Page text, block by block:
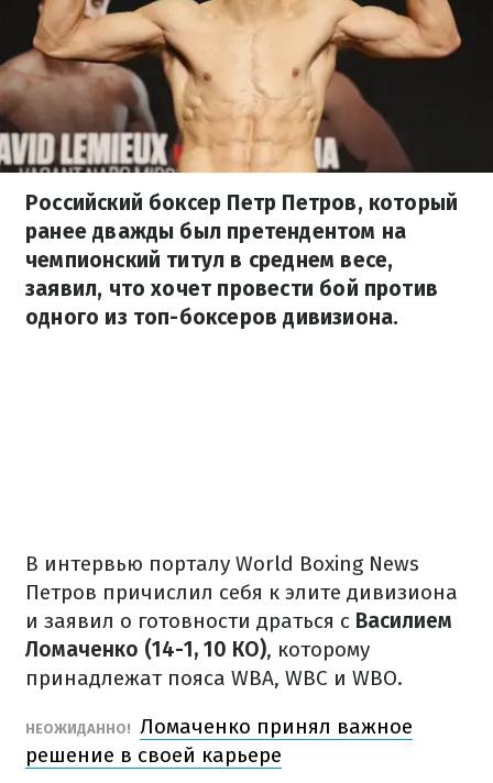
Российский боксер Петр Петров, который
ранее дважды был претендентом на
чемпионский титул в среднем весе,
заявил, что хочет провести бой против
одного из топ-боксеров дивизиона.
В интервью порталу World Boxing News
Петров причислил себя к элите дивизиона
и заявил о готовности драться с Василием
Ломаченко (14-1, 10 КО), которому
принадлежат пояса WBA, WBC и WBO.
НЕОЖИДАННО! Ломаченко принял важное
решение в своей карьере